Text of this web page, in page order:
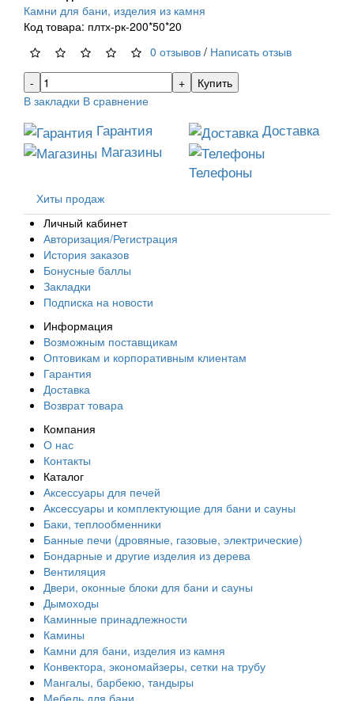
Камни для бани, изделия из камня
Код товара: плтх-рк-200*50*20
0 отзывов / Написать отзыв
Купить
В закладки В сравнение
Гарантия
Доставка
Магазины
Телефоны
Хиты продаж
Личный кабинет
Авторизация/Регистрация
История заказов
Бонусные баллы
Закладки
Подписка на новости
Информация
Возможным поставщикам
Оптовикам и корпоративным клиентам
Гарантия
Доставка
Возврат товара
Компания
О нас
Контакты
Каталог
Аксессуары для печей
Аксессуары и комплектующие для бани и сауны
Баки, теплообменники
Банные печи (дровяные, газовые, электрические)
Бондарные и другие изделия из дерева
Вентиляция
Двери, оконные блоки для бани и сауны
Дымоходы
Каминные принадлежности
Камины
Камни для бани, изделия из камня
Конвектора, экономайзеры, сетки на трубу
Мангалы, барбекю, тандыры